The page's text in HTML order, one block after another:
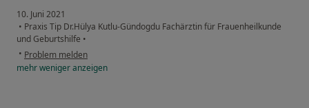
10. Juni 2021
• Praxis Tip Dr.Hülya Kutlu-Gündogdu Fachärztin für Frauenheilkunde
und Geburtshilfe •
• Problem melden
mehrwenigeranzeigen